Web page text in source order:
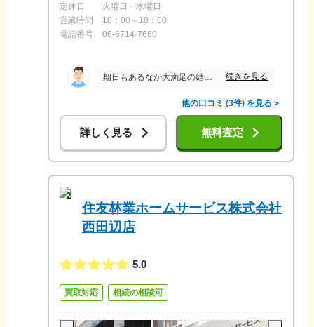
定休日
火曜日・水曜日
営業時間
10：00～18：00
電話番号
06-6714-7680
続きを見る
他の口コミ (3件) を見る＞
詳しく見る 無料査定
2
住友林業ホームサービス株式会社
西田辺店
5.0
買取対応 相続の相談可